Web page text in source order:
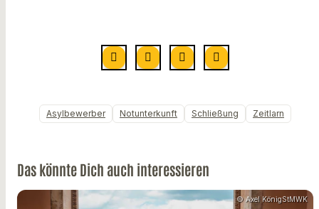
Asylbewerber Notunterkunft Schließung Zeitlarn
Das könnte Dich auch interessieren
© Axel KönigStMWK